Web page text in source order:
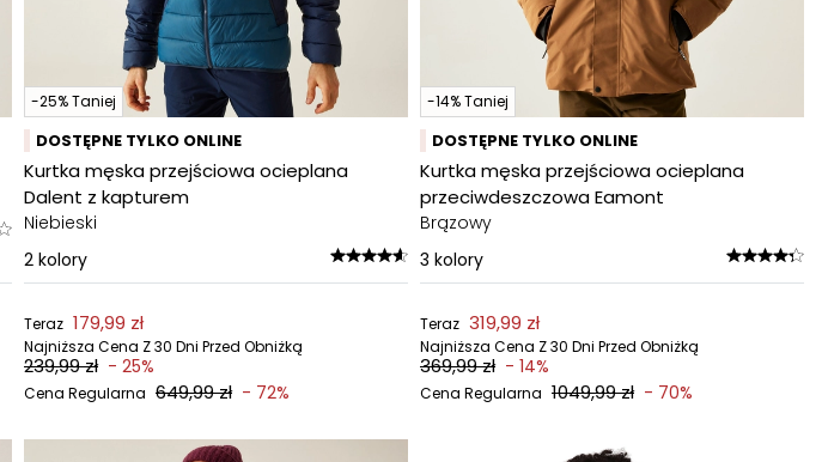
-25% Taniej
DOSTĘPNE TYLKO ONLINE
Kurtka męska przejściowa ocieplana
Dalent z kapturem
Niebieski
2 kolory
Teraz 179,99 zł
Najniższa Cena Z 30 Dni Przed Obniżką
239,99 zł - 25%
Cena Regularna 649,99 zł - 72%
-14% Taniej
DOSTĘPNE TYLKO ONLINE
Kurtka męska przejściowa ocieplana
przeciwdeszczowa Eamont
Brązowy
3 kolory
Teraz 319,99 zł
Najniższa Cena Z 30 Dni Przed Obniżką
369,99 zł - 14%
Cena Regularna 1049,99 zł - 70%